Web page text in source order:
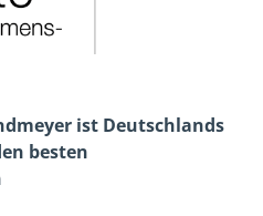
ist Deutschlands
besten